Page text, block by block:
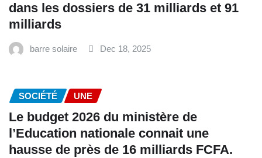
dans les dossiers de 31 milliards et 91
milliards
barre solaire Dec 18, 2025
SOCIÉTÉ UNE
Le budget 2026 du ministère de
l’Education nationale connait une
hausse de près de 16 milliards FCFA.